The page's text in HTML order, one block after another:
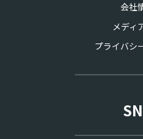
会社
メディ
プライバシ